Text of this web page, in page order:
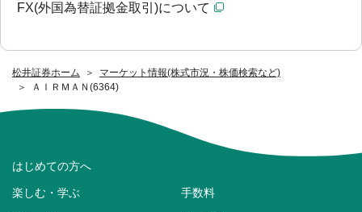
松井証券ホーム
マーケット情報(株式市況・株価検索など)
ＡＩＲＭＡＮ(6364)
FX(外国為替証拠金取引)について
はじめての方へ
楽しむ・学ぶ 手数料